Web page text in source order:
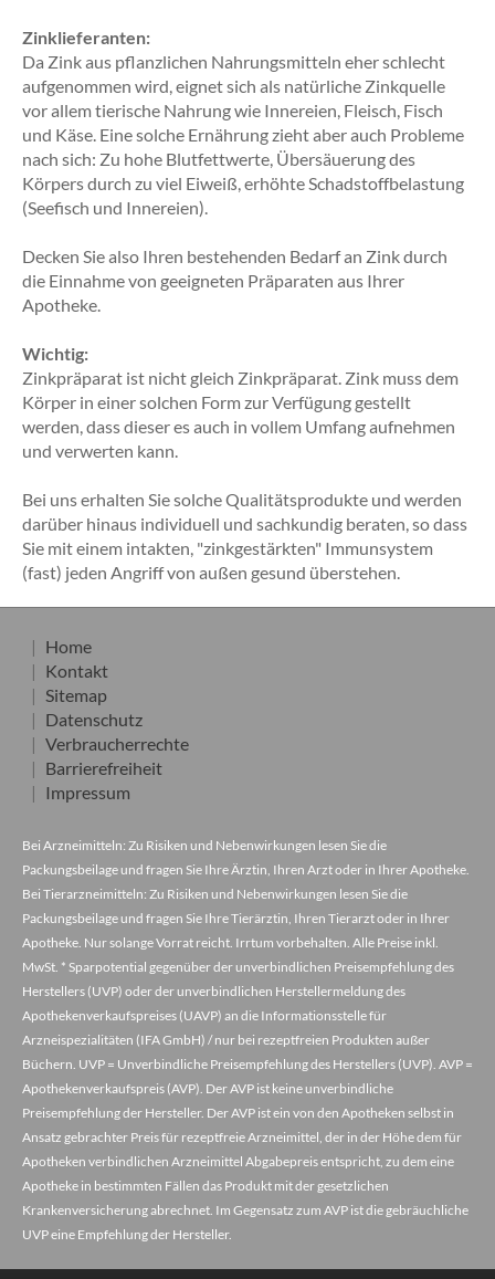
Zinklieferanten:
Da Zink aus pflanzlichen Nahrungsmitteln eher schlecht
aufgenommen wird, eignet sich als natürliche Zinkquelle
vor allem tierische Nahrung wie Innereien, Fleisch, Fisch
und Käse. Eine solche Ernährung zieht aber auch Probleme
nach sich: Zu hohe Blutfettwerte, Übersäuerung des
Körpers durch zu viel Eiweiß, erhöhte Schadstoffbelastung
(Seefisch und Innereien).
Decken Sie also Ihren bestehenden Bedarf an Zink durch
die Einnahme von geeigneten Präparaten aus Ihrer
Apotheke.
Wichtig:
Zinkpräparat ist nicht gleich Zinkpräparat. Zink muss dem
Körper in einer solchen Form zur Verfügung gestellt
werden, dass dieser es auch in vollem Umfang aufnehmen
und verwerten kann.
Bei uns erhalten Sie solche Qualitätsprodukte und werden
darüber hinaus individuell und sachkundig beraten, so dass
Sie mit einem intakten, "zinkgestärkten" Immunsystem
(fast) jeden Angriff von außen gesund überstehen.
Home
Kontakt
Sitemap
Datenschutz
Verbraucherrechte
Barrierefreiheit
Impressum
Bei Arzneimitteln: Zu Risiken und Nebenwirkungen lesen Sie die
Packungsbeilage und fragen Sie Ihre Ärztin, Ihren Arzt oder in Ihrer Apotheke.
Bei Tierarzneimitteln: Zu Risiken und Nebenwirkungen lesen Sie die
Packungsbeilage und fragen Sie Ihre Tierärztin, Ihren Tierarzt oder in Ihrer
Apotheke. Nur solange Vorrat reicht. Irrtum vorbehalten. Alle Preise inkl.
MwSt. * Sparpotential gegenüber der unverbindlichen Preisempfehlung des
Herstellers (UVP) oder der unverbindlichen Herstellermeldung des
Apothekenverkaufspreises (UAVP) an die Informationsstelle für
Arzneispezialitäten (IFA GmbH) / nur bei rezeptfreien Produkten außer
Büchern. UVP = Unverbindliche Preisempfehlung des Herstellers (UVP). AVP =
Apothekenverkaufspreis (AVP). Der AVP ist keine unverbindliche
Preisempfehlung der Hersteller. Der AVP ist ein von den Apotheken selbst in
Ansatz gebrachter Preis für rezeptfreie Arzneimittel, der in der Höhe dem für
Apotheken verbindlichen Arzneimittel Abgabepreis entspricht, zu dem eine
Apotheke in bestimmten Fällen das Produkt mit der gesetzlichen
Krankenversicherung abrechnet. Im Gegensatz zum AVP ist die gebräuchliche
UVP eine Empfehlung der Hersteller.